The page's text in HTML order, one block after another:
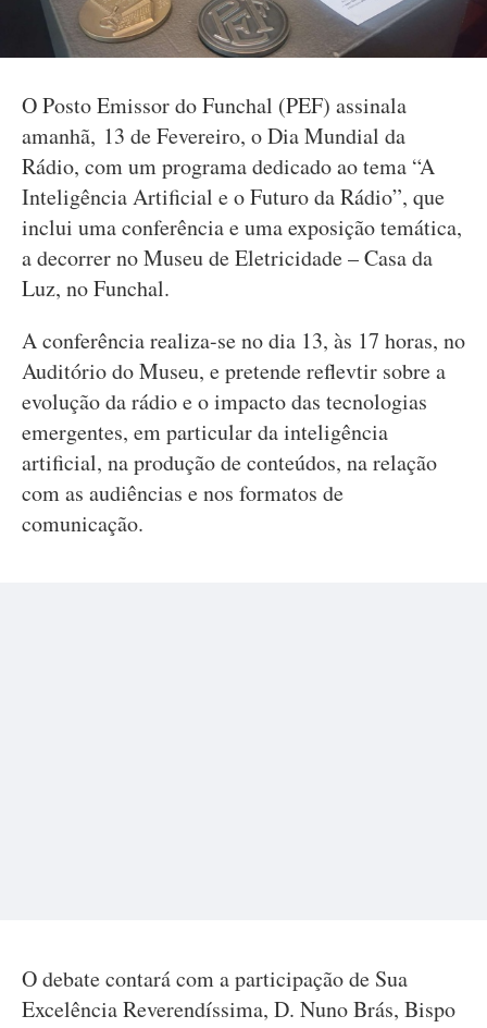
O Posto Emissor do Funchal (PEF) assinala
amanhã, 13 de Fevereiro, o Dia Mundial da
Rádio, com um programa dedicado ao tema “A
Inteligência Artificial e o Futuro da Rádio”, que
inclui uma conferência e uma exposição temática,
a decorrer no Museu de Eletricidade – Casa da
Luz, no Funchal.
A conferência realiza-se no dia 13, às 17 horas, no
Auditório do Museu, e pretende reflevtir sobre a
evolução da rádio e o impacto das tecnologias
emergentes, em particular da inteligência
artificial, na produção de conteúdos, na relação
com as audiências e nos formatos de
comunicação.
O debate contará com a participação de Sua
Excelência Reverendíssima, D. Nuno Brás, Bispo